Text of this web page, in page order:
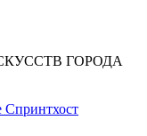
ГОРОДА
Спринтхост